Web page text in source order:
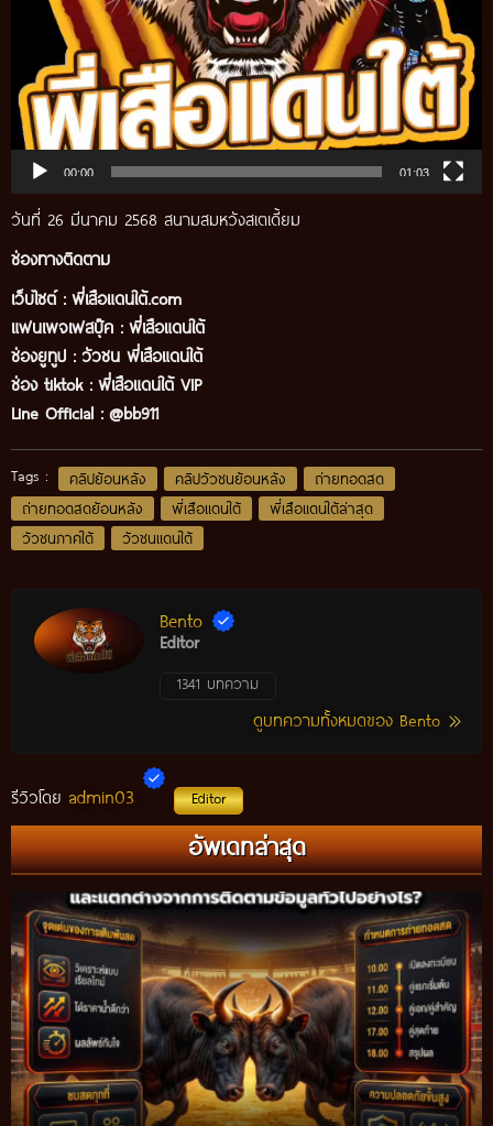
00:00 01:03
วันที่ 26 มีนาคม 2568 สนามสมหวังสเตเดี้ยม
ช่องทางติดตาม
เว็บไซต์ : พี่เสือแดนใต้.com
แฟนเพจเฟสบุ๊ค : พี่เสือแดนใต้
ช่องยูทูป : วัวชน พี่เสือแดนใต้
ช่อง tiktok : พี่เสือแดนใต้ VIP
Line Official : @bb911
Tags : คลิปย้อนหลัง คลิปวัวชนย้อนหลัง
ถ่ายทอดสด
ถ่ายทอดสดย้อนหลัง
พี่เสือแดนใต้
พี่เสือแดนใต้ล่าสุด
วัวชนภาคใต้
วัวชนแดนใต้
Bento
Editor
1341 บทความ
ดูบทความทั้งหมดของ Bento
รีวิวโดย admin03 Editor
อัพเดทล่าสุด